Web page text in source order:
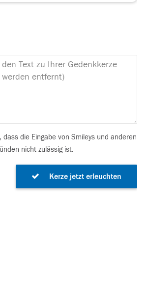
die Eingabe von Smileys und anderen
nicht zulässig ist.
Kerze jetzt erleuchten